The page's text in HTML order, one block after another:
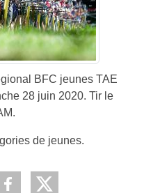
BFC jeunes TAE
28 juin 2020. Tir le
de jeunes.